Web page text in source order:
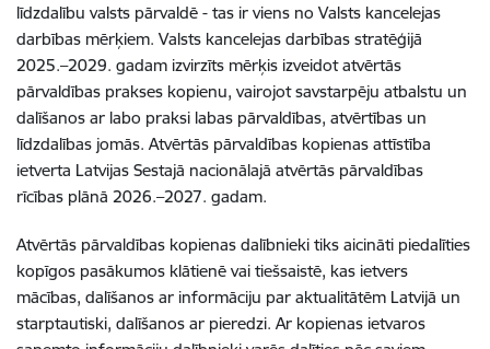
līdzdalību valsts pārvaldē - tas ir viens no Valsts kancelejas
darbības mērķiem. Valsts kancelejas darbības stratēģijā
2025.–2029. gadam izvirzīts mērķis izveidot atvērtās
pārvaldības prakses kopienu, vairojot savstarpēju atbalstu un
dalīšanos ar labo praksi labas pārvaldības, atvērtības un
līdzdalības jomās. Atvērtās pārvaldības kopienas attīstība
ietverta Latvijas Sestajā nacionālajā atvērtās pārvaldības
rīcības plānā 2026.–2027. gadam.
Atvērtās pārvaldības kopienas dalībnieki tiks aicināti piedalīties
kopīgos pasākumos klātienē vai tiešsaistē, kas ietvers
mācības, dalīšanos ar informāciju par aktualitātēm Latvijā un
starptautiski, dalīšanos ar pieredzi. Ar kopienas ietvaros